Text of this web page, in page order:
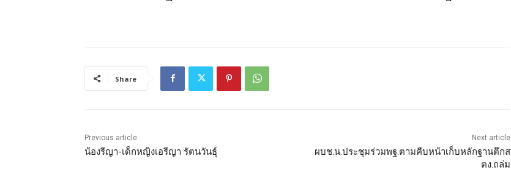
Share
Previous article
น้องรีญา-เด็กหญิงเอรีญา รัตนวันธุ์
Next article
ผบช.น.ประชุมร่วมพฐ.ตามคืบหน้าเก็บหลักฐานตึกส
ตง.ถล่ม